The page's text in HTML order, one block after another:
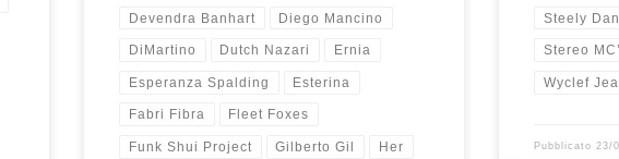
Devendra Banhart Diego Mancino
DiMartino Dutch Nazari Ernia
Esperanza Spalding Esterina
Fabri Fibra Fleet Foxes
Funk Shui Project Gilberto Gil Her
Steely Dan
Stereo
Wyclef
Pubblicato23/